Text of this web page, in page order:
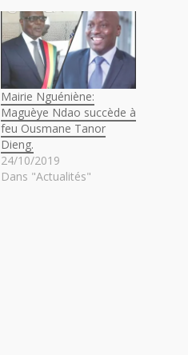
Mairie Nguéniène:
Maguèye Ndao succède à
feu Ousmane Tanor
Dieng.
24/10/2019
Dans "Actualités"